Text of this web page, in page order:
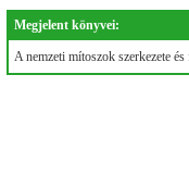
Megjelent könyvei:
A nemzeti mítoszok szerkezete